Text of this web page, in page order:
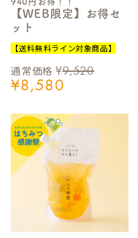
【WEB限定】お得セ
ット
通常価格 ¥9,520
¥8,580
【送料無料ライン対象商品】